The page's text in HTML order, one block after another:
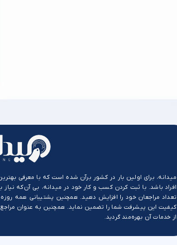
میدانه، برای اولین بار در کشور برآن شده است که با معرفی
افراد باشد. با ثبت کردن کسب و کار خود در میدانه، بی آن‌که نیاز
تعداد مراجعان خود را افزایش دهید. همچنین پشتیبانی همه
کیفیت این پیشرفت شما را تضمین نماید. همچنین به عنوان مراجع
از خدمات آن بهره‌مند گردید.